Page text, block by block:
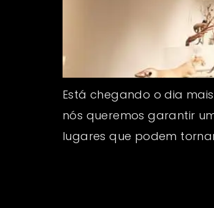
Está chegando o dia
nós queremos garantir
lugares que podem